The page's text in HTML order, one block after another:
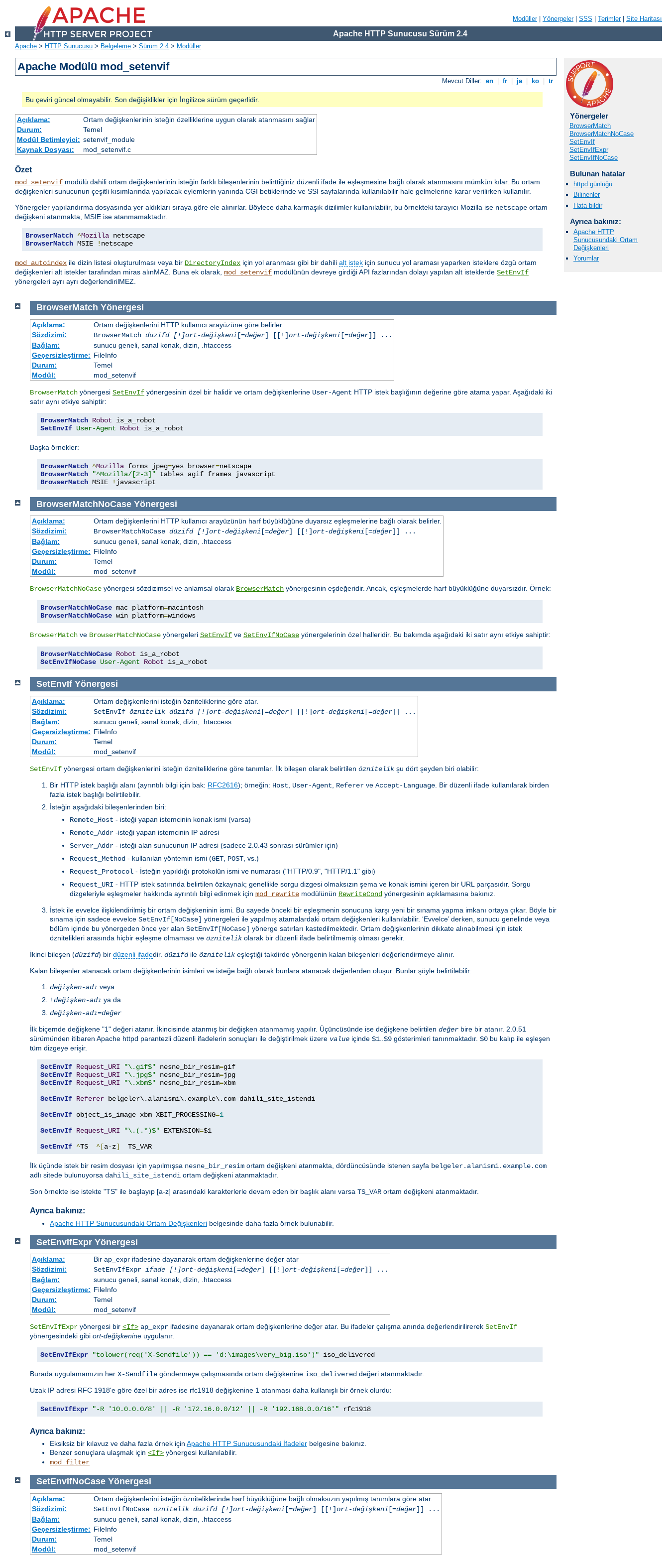
Modüller| Yönergeler| SSS Terimler| Site Haritası
Apache HTTP Sunucusu Sürüm 2.4
Apache > HTTP Sunucusu > Belgeleme > Sürüm 2.4 > Modüller
Apache Modülü mod_setenvif
Mevcut Diller: en fr ja ko tr
Bu çeviri güncel olmayabilir. Son değişiklikler için İngilizce sürüm geçerlidir.
Açıklama:
Ortam değişkenlerinin isteğin özelliklerine uygun olarak atanmasını sağlar
Durum:
Temel
Modül Betimleyici: setenvif_module
Kaynak Dosyası:
mod_setenvif.c
Özet
mod_setenvif modülü dahili ortam değişkenlerinin isteğin farklı bileşenlerinin belirttiğiniz düzenli ifade ile eşleşmesine bağlı olarak atanmasını mümkün kılar. Bu ortam
değişkenleri sunucunun çeşitli kısımlarında yapılacak eylemlerin yanında CGI betiklerinde ve SSI sayfalarında kullanılabilir hale gelmelerine karar verilirken kullanılır.
Yönergeler yapılandırma dosyasında yer aldıkları sıraya göre ele alınırlar. Böylece daha karmaşık dizilimler kullanılabilir, bu örnekteki tarayıcı Mozilla ise netscape ortam
değişkeni atanmakta, MSIE ise atanmamaktadır.
BrowserMatch ^Mozilla
BrowserMatch MSIE ! netscape
mod_autoindex ile dizin listesi oluşturulması veya bir DirectoryIndex için yol aranması gibi bir dahili alt istek için sunucu yol araması yaparken isteklere özgü ortam
değişkenleri alt istekler tarafından miras alınMAZ. Buna ek olarak, mod_setenvif modülünün devreye girdiği API fazlarından dolayı yapılan alt isteklerde SetEnvIf
yönergeleri ayrı ayrı değerlendirilMEZ.
Yönergeler
BrowserMatch
BrowserMatchNoCase
SetEnvIf
SetEnvIfExpr
SetEnvIfNoCase
Bulunan hatalar
httpd günlüğü
Bilinenler
Hata bildir
Ayrıca bakınız:
Apache HTTP
Sunucusundaki Ortam
Değişkenleri
Yorumlar
BrowserMatch Yönergesi
Açıklama:
Ortam değişkenlerini HTTP kullanıcı arayüzüne göre belirler.
Sözdizimi:
BrowserMatch düzifd [!]ort-değişkeni [=değer] [[!]ort-değişkeni [=değer]] ...
Bağlam:
sunucu geneli, sanal konak, dizin, .htaccess
Geçersizleştirme: FileInfo
Durum:
Temel
Modül:
mod_setenvif
BrowserMatch yönergesi SetEnvIf yönergesinin özel bir halidir ve ortam değişkenlerine User-Agent HTTP istek başlığının değerine göre atama yapar. Aşağıdaki iki
satır aynı etkiye sahiptir:
BrowserMatch Robot
SetEnvIf User-Agent Robot is_a_robot
Başka örnekler:
BrowserMatch ^Mozilla forms jpeg=yes browser=
BrowserMatch
"^Mozilla/[2-3]"
BrowserMatch MSIE ! javascript
BrowserMatchNoCase Yönergesi
Açıklama:
Ortam değişkenlerini HTTP kullanıcı arayüzünün harf büyüklüğüne duyarsız eşleşmelerine bağlı olarak belirler.
Sözdizimi:
BrowserMatchNoCase düzifd [!]ort-değişkeni [=değer] [[!]ort-değişkeni [=değer]] ...
Bağlam:
sunucu geneli, sanal konak, dizin, .htaccess
Geçersizleştirme: FileInfo
Durum:
Temel
Modül:
mod_setenvif
BrowserMatchNoCase yönergesi sözdizimsel ve anlamsal olarak BrowserMatch yönergesinin eşdeğeridir. Ancak, eşleşmelerde harf büyüklüğüne duyarsızdır. Örnek:
BrowserMatchNoCase mac platform=
BrowserMatchNoCase win platform=windows
BrowserMatch ve BrowserMatchNoCase yönergeleri SetEnvIf ve SetEnvIfNoCase yönergelerinin özel halleridir. Bu bakımda aşağıdaki iki satır aynı etkiye sahiptir:
BrowserMatchNoCase Robot
SetEnvIfNoCase User-Agent Robot is_a_robot
SetEnvIf Yönergesi
Açıklama:
Ortam değişkenlerini isteğin özniteliklerine göre atar.
Sözdizimi:
SetEnvIf öznitelik düzifd [!]ort-değişkeni [=değer] [[!]ort-değişkeni [=değer]] ...
Bağlam:
sunucu geneli, sanal konak, dizin, .htaccess
Geçersizleştirme: FileInfo
Durum:
Temel
Modül:
mod_setenvif
SetEnvIf yönergesi ortam değişkenlerini isteğin özniteliklerine göre tanımlar. İlk bileşen olarak belirtilen öznitelik şu dört şeyden biri olabilir:
Bir HTTP istek başlığı alanı (ayrıntılı bilgi için bak: RFC2616); örneğin: Host User-Agent Referer ve Accept-Language . Bir düzenli ifade kullanılarak birden
fazla istek başlığı belirtilebilir.
İsteğin aşağıdaki bileşenlerinden biri:
Remote_Host - isteği yapan istemcinin konak ismi (varsa)
Remote_Addr -isteği yapan istemcinin IP adresi
Server_Addr - isteği alan sunucunun IP adresi (sadece 2.0.43 sonrası sürümler için)
Request_Method - kullanılan yöntemin ismi (GET POST , vs.)
Request_Protocol - İsteğin yapıldığı protokolün ismi ve numarası ("HTTP/0.9", "HTTP/1.1" gibi)
Request_URI - HTTP istek satırında belirtilen özkaynak; genellikle sorgu dizgesi olmaksızın şema ve konak ismini içeren bir URL parçasıdır. Sorgu
dizgeleriyle eşleşmeler hakkında ayrıntılı bilgi edinmek için mod_rewrite modülünün RewriteCond yönergesinin açıklamasına bakınız.
İstek ile evvelce ilişkilendirilmiş bir ortam değişkeninin ismi. Bu sayede önceki bir eşleşmenin sonucuna karşı yeni bir sınama yapma imkanı ortaya çıkar. Böyle bir
sınama için sadece evvelce SetEnvIf[NoCase] yönergeleri ile yapılmış atamalardaki ortam değişkenleri kullanılabilir. ‘Evvelce’ derken, sunucu genelinde veya
bölüm içinde bu yönergeden önce yer alan SetEnvIf[NoCase] yönerge satırları kastedilmektedir. Ortam değişkenlerinin dikkate alınabilmesi için istek
öznitelikleri arasında hiçbir eşleşme olmaması ve öznitelik olarak bir düzenli ifade belirtilmemiş olması gerekir.
İkinci bileşen (düzifd) bir düzenli ifadedir. düzifdile öznitelik eşleştiği takdirde yönergenin kalan bileşenleri değerlendirmeye alınır.
Kalan bileşenler atanacak ortam değişkenlerinin isimleri ve isteğe bağlı olarak bunlara atanacak değerlerden oluşur. Bunlar şöyle belirtilebilir:
değişken-adı veya
!değişken-adı ya da
değişken-adı=değer
İlk biçemde değişkene "1" değeri atanır. İkincisinde atanmış bir değişken atanmamış yapılır. Üçüncüsünde ise değişkene belirtilen değer bire bir atanır. 2.0.51
sürümünden itibaren Apache httpd parantezli düzenli ifadelerin sonuçları ile değiştirilmek üzere value içinde $1 $9 gösterimleri tanınmaktadır. $0 bu kalıp ile eşleşen
tüm dizgeye erişir.
SetEnvIf Request_URI "\.gif$" nesne_bir_resim=
SetEnvIf Request_URI "\.jpg$" nesne_bir_resim=
SetEnvIf Request_URI "\.xbm$" nesne_bir_resim=xbm
SetEnvIf Referer belgeler\.alanismi\.example\.com dahili_site_istendi
SetEnvIf object_is_image xbm XBIT_PROCESSING=1
SetEnvIf Request_URI "\.(.*)$" EXTENSION=$1
SetEnvIf ^TS ^[a-z]
  TS_VAR
İlk üçünde istek bir resim dosyası için yapılmışsa nesne_bir_resim ortam değişkeni atanmakta, dördüncüsünde istenen sayfa belgeler.alanismi.example.com
adlı sitede bulunuyorsa dahili_site_istendi ortam değişkeni atanmaktadır.
Son örnekte ise istekte "TS" ile başlayıp [a-z] arasındaki karakterlerle devam eden bir başlık alanı varsa TS_VAR ortam değişkeni atanmaktadır.
Ayrıca bakınız:
Apache HTTP Sunucusundaki Ortam Değişkenleri belgesinde daha fazla örnek bulunabilir.
SetEnvIfExpr Yönergesi
Açıklama:
Bir ap_expr ifadesine dayanarak ortam değişkenlerine değer atar
Sözdizimi:
SetEnvIfExpr ifade [!]ort-değişkeni [=değer] [[!]ort-değişkeni [=değer]] ...
Bağlam:
sunucu geneli, sanal konak, dizin, .htaccess
Geçersizleştirme: FileInfo
Durum:
Temel
Modül:
mod_setenvif
SetEnvIfExpr yönergesi bir <If> ap_expr ifadesine dayanarak ortam değişkenlerine değer atar. Bu ifadeler çalışma anında değerlendirilirerek SetEnvIf
yönergesindeki gibi ort-değişkenine uygulanır.
SetEnvIfExpr "tolower(req('X-Sendfile')) == 'd:\images\very_big.iso')" iso_delivered
Burada uygulamamızın her X-Sendfile göndermeye çalışmasında ortam değişkenine iso_delivered değeri atanmaktadır.
Uzak IP adresi RFC 1918'e göre özel bir adres ise rfc1918 değişkenine 1 atanması daha kullanışlı bir örnek olurdu:
SetEnvIfExpr "-R '10.0.0.0/8' || -R '172.16.0.0/12' || -R '192.168.0.0/16'" rfc1918
Ayrıca bakınız:
Eksiksiz bir kılavuz ve daha fazla örnek için Apache HTTP Sunucusundaki İfadeler belgesine bakınız.
Benzer sonuçlara ulaşmak için <If> yönergesi kullanılabilir.
mod_filter
SetEnvIfNoCase Yönergesi
Açıklama:
Ortam değişkenlerini isteğin özniteliklerinde harf büyüklüğüne bağlı olmaksızın yapılmış tanımlara göre atar.
Sözdizimi:
SetEnvIfNoCase öznitelik düzifd [!]ort-değişkeni [=değer] [[!]ort-değişkeni [=değer]] ...
Bağlam:
sunucu geneli, sanal konak, dizin, .htaccess
Geçersizleştirme: FileInfo
Durum:
Temel
Modül:
mod_setenvif